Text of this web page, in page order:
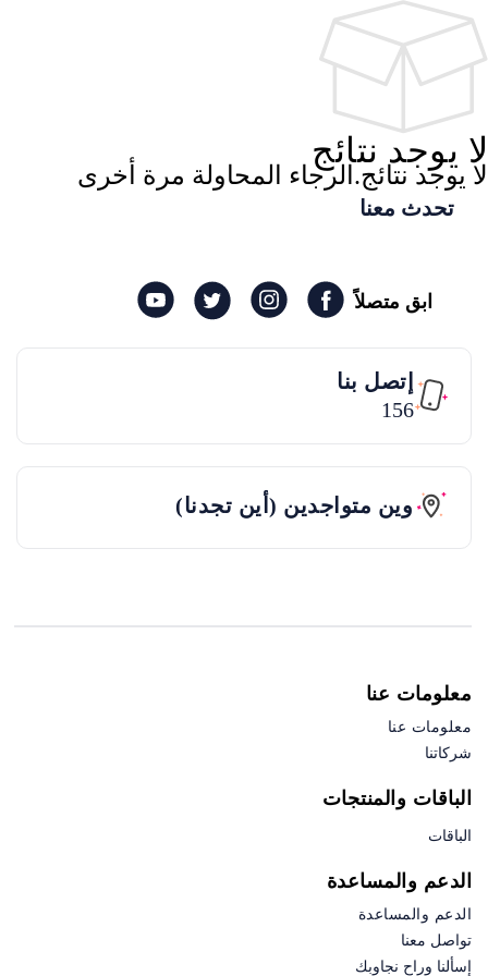
لا يوجد نتائج
لا يوجد نتائج.الرجاء المحاولة مرة أخرى
تحدث معنا
ابق متصلاً
إتصل بنا
156
وين متواجدين (أين تجدنا)
معلومات عنا
معلومات عنا
شركاتنا
الباقات والمنتجات
الباقات
الدعم والمساعدة
الدعم والمساعدة
تواصل معنا
إسألنا وراح نجاوبك